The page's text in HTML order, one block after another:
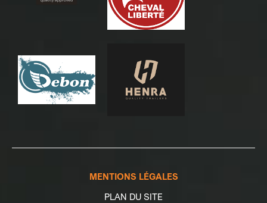
MENTIONS LÉGALES
PLAN DU SITE